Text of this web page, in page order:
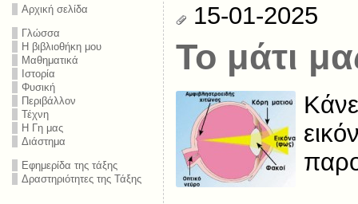
Αρχική σελίδα
Γλώσσα
Η βιβλιοθήκη μου
Μαθηματικά
Ιστορία
Φυσική
Περιβάλλον
Τέχνη
Η Γη μας
Διάστημα
Εφημερίδα της τάξης
Δραστηριότητες της Τάξης
15-01-2025
Το μάτι